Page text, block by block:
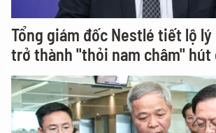
Tổng giám đốc Nestlé tiết lộ lý
trở thành "thỏi nam châm" hút